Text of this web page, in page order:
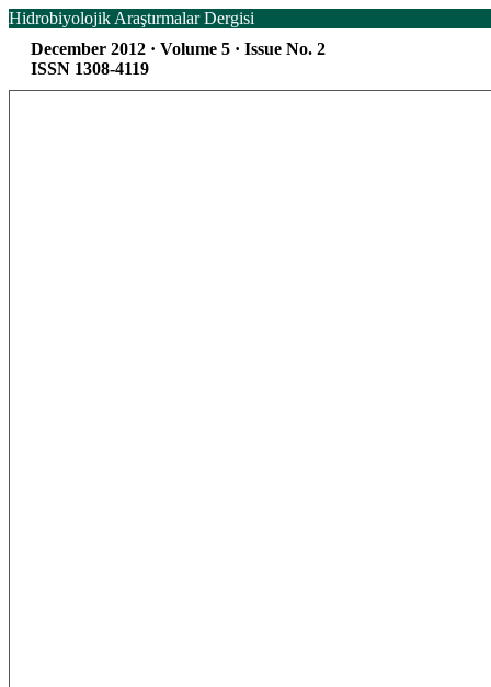
Hidrobiyolojik Araştırmalar Dergisi
December 2012 · Volume 5 · Issue No. 2
ISSN 1308-4119